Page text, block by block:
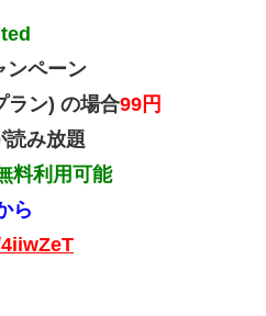
ンペーン
ラン) の場合99円
読み放題
料利用可能
ら